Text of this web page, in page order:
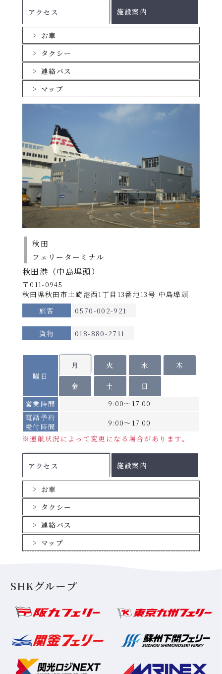
アクセス
お車
タクシー
連絡バス
マップ
施設案内
秋田
フェリーターミナル
秋田港（中島埠頭）
〒011-0945
秋田県秋田市土崎港西1丁目13番地13号 中島埠頭
旅客
0570-002-921
貨物 018-880-2711
曜日
営業時間
電話予約
受付時間
月 火 水 木
金 土
日
9:00～17:00
9:00～17:00
※運航状況によって変更になる場合があります。
アクセス
お車
タクシー
連絡バス
マップ
施設案内
SHKグループ